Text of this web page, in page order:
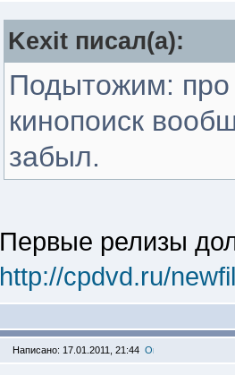
Kexit писал(a):
Подытожим: про
кинопоиск
забыл.
Первые релизы
http://cpdvd.ru/
Написано: 17.01.2011, 21:44